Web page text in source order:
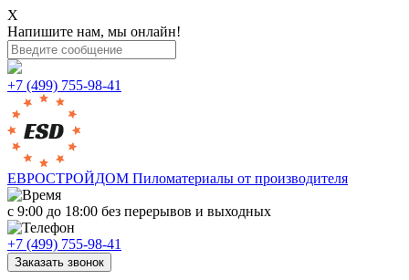
X
Напишите нам, мы онлайн!
+7 (499) 755-98-41
ЕВРОСТРОЙДОМ Пиломатериалы от производителя
с 9:00 до 18:00 без перерывов и выходных
+7 (499) 755-98-41
Заказать звонок